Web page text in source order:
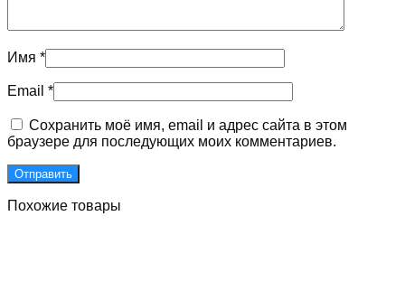
Имя *
Email *
Сохранить моё имя, email и адрес сайта в этом
браузере для последующих моих комментариев.
Похожие товары